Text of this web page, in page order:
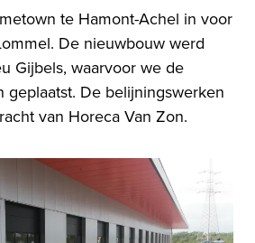
te Hamont-Achel in voor
De nieuwbouw werd
Gijbels, waarvoor we de
geplaatst. De belijningswerken
van Horeca Van Zon.